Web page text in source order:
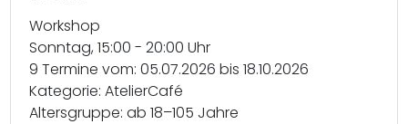
Workshop
Sonntag, 15:00 - 20:00 Uhr
9 Termine vom: 05.07.2026 bis 18.10.2026
Kategorie: AtelierCafé
Altersgruppe: ab 18–105 Jahre